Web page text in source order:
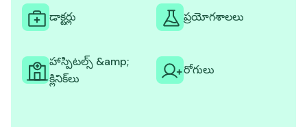
డాక్టర్లు ప్రయోగశాలలు
హాస్పిటల్స్ &amp;
క్లినిక్‌లు
రోగులు